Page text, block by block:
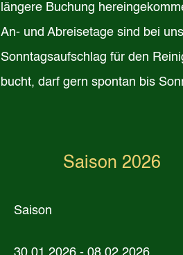
längere Buchung
An- und Abreisetage sind bei
Sonntagsaufschlag für den
bucht, darf gern spontan bis
Saison 2026
Saison